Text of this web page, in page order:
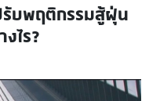
บพฤติกรรมสู้ฝุ่น
งไร?